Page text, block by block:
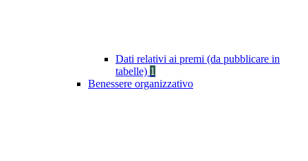
Dati relativi ai premi (da pubblicare in
tabelle) 1
Benessere organizzativo